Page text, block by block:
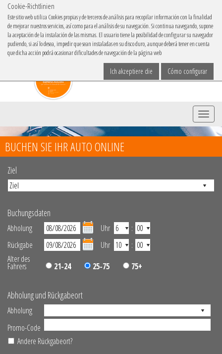
Cookie-Richtlinien
Este sitio web utiliza Cookies propias y de terceros de análisis para recopilar información con la finalidad
de mejorar nuestros servicios, así como para el análisis de su navegación. Si continua navegando, supone
la aceptación de la instalación de las mismas. El usuario tiene la posibilidad de configurar su navegador
pudiendo, si así lo desea, impedir que sean instaladas en su disco duro, aunque deberá tener en cuenta
que dicha acción podrá ocasionar dificultades de navegación de la página web
Cómo configurar
Ich akzeptiere die
Sprache
Menü
BUCHEN SIE IHR AUTO ONLINE
Ziel
Buchungsdaten
Abholung Uhr
:
Rückgabe
Uhr
:
Alter des
Fahrers 21-24 25-75 75+
Abholung und Rückgabeort
Abholung
Promo-Code
Andere Rückgabeort?